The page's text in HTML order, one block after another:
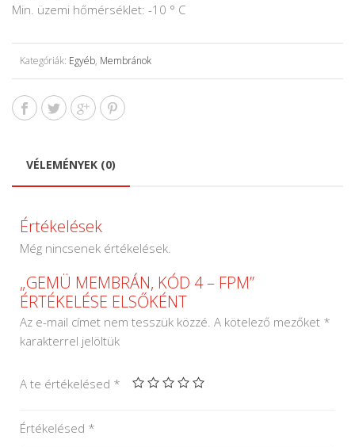
Min. üzemi hőmérséklet: -10 ° C
Kategóriák: Egyéb, Membránok
VÉLEMÉNYEK (0)
Értékelések
Még nincsenek értékelések.
„GEMÜ MEMBRÁN, KÓD 4 – FPM”
ÉRTÉKELÉSE ELSŐKÉNT
Az e-mail címet nem tesszük közzé. A kötelező mezőket *
karakterrel jelöltük
A te értékelésed *
Értékelésed *